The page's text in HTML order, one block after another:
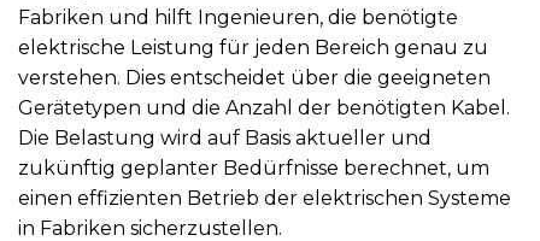
Fabriken und hilft Ingenieuren, die benötigte
elektrische Leistung für jeden Bereich genau zu
verstehen. Dies entscheidet über die geeigneten
Gerätetypen und die Anzahl der benötigten Kabel.
Die Belastung wird auf Basis aktueller und
zukünftig geplanter Bedürfnisse berechnet, um
einen effizienten Betrieb der elektrischen Systeme
in Fabriken sicherzustellen.